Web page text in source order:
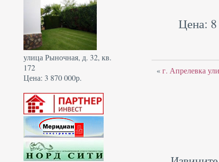
улица Рыночная, д. 32, кв.
172
Цена: 3 870 000р.
Цена:
«г. Апрелевка